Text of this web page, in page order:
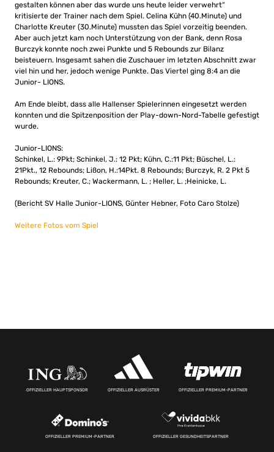
gestalten können aber das wurde uns heute leider verwehrt“
kritisierte der Trainer nach dem Spiel. Celina Kühn (40.Minute) und
Charlotte Kreuter (30.Minute) mussten das Spiel vorzeitig beenden.
Aber auch jetzt kam noch Unterstützung von der Bank, denn Rosa
Burczyk konnte noch zwei Punkte und 5 Rebounds zur Bilanz
beisteuern. Insgesamt sahen die Zuschauer im letzten Abschnitt zwar
viel hin und her, jedoch wenige Punkte. Das Viertel ging 8:4 an die
Junior- LIONS.
Am Ende bleibt, dass alle Hallenser Spielerinnen eingesetzt werden
konnten und die Spitzenposition der Play-down-Nord-Tabelle gefestigt
wurde.
Junior-LIONS:
Schinkel, L.: 9Pkt; Schinkel, J.: 12 Pkt; Kühn, C.:11 Pkt; Büschel, L.:
21Pkt., 12 Rebounds; Lißon, H.:14Pkt. 8 Rebounds; Burczyk, R. 2 Pkt 5
Rebounds; Kreuter, C.; Wackermann, L. ; Heller, L. ;Heinicke, L.
(Bericht SV Halle Junior-LIONS, Günter Hebner, Foto Caro Stolze)
Weitere Fotos vom Spiel
OFFIZIELLER HAUPTSPONSOR OFFIZIELLER AUSRÜSTER OFFIZIELLER PREMIUM-PARTNER
OFFIZIELLER PREMIUM-PARTNER OFFIZIELLER GESUNDHEITSPARTNER